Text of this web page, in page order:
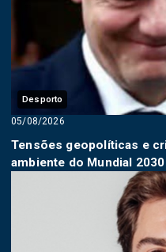
Desporto
05/08/2026
Tensões geopolíticas e
ambiente do Mundial 2030